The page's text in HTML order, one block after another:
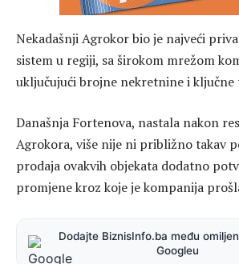
Nekadašnji Agrokor bio je najveći
sistem u regiji, sa širokom mrežom
uključujući brojne nekretnine i ključne
Današnja Fortenova, nastala nakon
Agrokora, više nije ni približno takav
prodaja ovakvih objekata dodatno
promjene kroz koje je kompanija
Dodajte BiznisInfo.ba među
Googleu